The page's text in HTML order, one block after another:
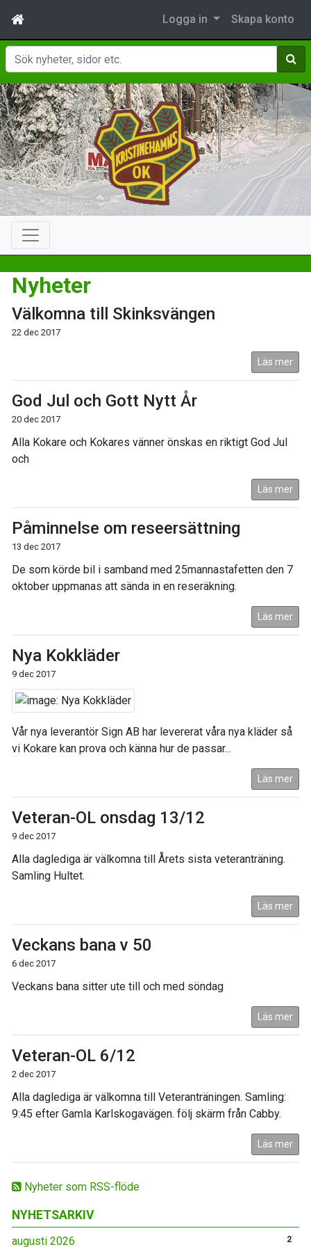
Logga in Skapa konto
Sök
Nyheter som RSS-flöde
NYHETSARKIV
augusti 2026 2
Nyheter
Välkomna till Skinksvängen
22 dec 2017
Läs mer
God Jul och Gott Nytt År
20 dec 2017
Alla Kokare och Kokares vänner önskas en riktigt God Jul
och
Läs mer
Påminnelse om reseersättning
13 dec 2017
De som körde bil i samband med 25mannastafetten den 7
oktober uppmanas att sända in en reseräkning.
Läs mer
Nya Kokkläder
9 dec 2017
Vår nya leverantör Sign AB har levererat våra nya kläder så
vi Kokare kan prova och känna hur de passar...
Läs mer
Veteran-OL onsdag 13/12
9 dec 2017
Alla daglediga är välkomna till Årets sista veteranträning.
Samling Hultet.
Läs mer
Veckans bana v 50
6 dec 2017
Veckans bana sitter ute till och med söndag
Läs mer
Veteran-OL 6/12
2 dec 2017
Alla daglediga är välkomna till Veteranträningen. Samling:
9:45 efter Gamla Karlskogavägen. följ skärm från Cabby.
Läs mer